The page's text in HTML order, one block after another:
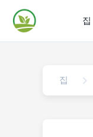
집
집